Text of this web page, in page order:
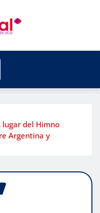
lugar del Himno
Argentina y